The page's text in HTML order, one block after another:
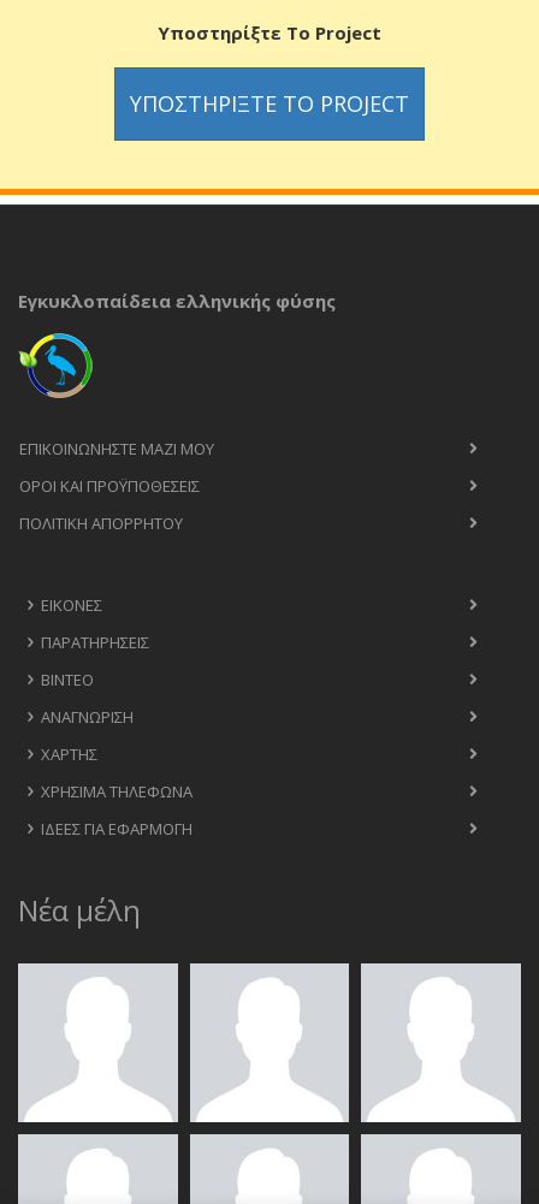
Υποστηρίξτε Το Project
ΥΠΟΣΤΗΡΊΞΤΕ ΤΟ PROJECT
Εγκυκλοπαίδεια ελληνικής φύσης
ΕΠΙΚΟΙΝΩΝΉΣΤΕ ΜΑΖΊ ΜΟΥ
ΟΡΟΙ ΚΑΙ ΠΡΟΫΠΟΘΈΣΕΙΣ
ΠΟΛΙΤΙΚΉ ΑΠΟΡΡΉΤΟΥ
ΕΙΚΌΝΕΣ
ΠΑΡΑΤΗΡΉΣΕΙΣ
ΒΊΝΤΕΟ
ΑΝΑΓΝΏΡΙΣΗ
ΧΆΡΤΗΣ
ΧΡΉΣΙΜΑ ΤΗΛΈΦΩΝΑ
ΙΔΈΕΣ ΓΙΑ ΕΦΑΡΜΟΓΉ
Νέα μέλη